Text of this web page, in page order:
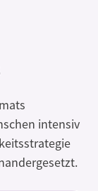
intensiv